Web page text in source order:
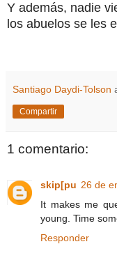
Y además, nadie
los abuelos se les
Santiago Daydi-Tolson
Compartir
1 comentario:
skip[pu 26 de
It makes me
young. Time
Responder